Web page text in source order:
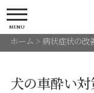
MENU
ホーム > 病状症状の改
犬の車酔い